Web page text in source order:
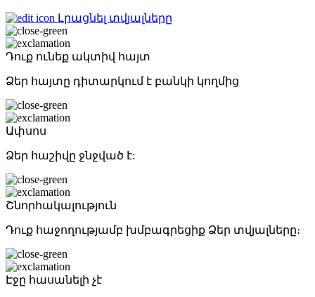
Լրացնել տվյալները
Դուք ունեք ակտիվ հայտ
Ձեր հայտը դիտարկում է բանկի կողմից
Ափսոս
Ձեր հաշիվը ջնջված է:
Շնորհակալություն
Դուք հաջողությամբ խմբագրեցիք Ձեր տվյալները։
Էջը հասանելի չէ